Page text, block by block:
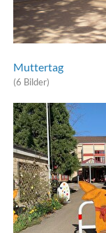
Muttertag
(6 Bilder)